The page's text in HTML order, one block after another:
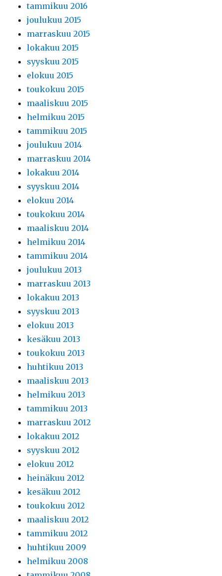
tammikuu 2016
joulukuu 2015
marraskuu 2015
lokakuu 2015
syyskuu 2015
elokuu 2015
toukokuu 2015
maaliskuu 2015
helmikuu 2015
tammikuu 2015
joulukuu 2014
marraskuu 2014
lokakuu 2014
syyskuu 2014
elokuu 2014
toukokuu 2014
maaliskuu 2014
helmikuu 2014
tammikuu 2014
joulukuu 2013
marraskuu 2013
lokakuu 2013
syyskuu 2013
elokuu 2013
kesäkuu 2013
toukokuu 2013
huhtikuu 2013
maaliskuu 2013
helmikuu 2013
tammikuu 2013
marraskuu 2012
lokakuu 2012
syyskuu 2012
elokuu 2012
heinäkuu 2012
kesäkuu 2012
toukokuu 2012
maaliskuu 2012
tammikuu 2012
huhtikuu 2009
helmikuu 2008